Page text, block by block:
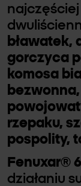
bławatek,
gorczyca
komosa
rzepaku,
pospolity,
Fenuxar®
działaniu